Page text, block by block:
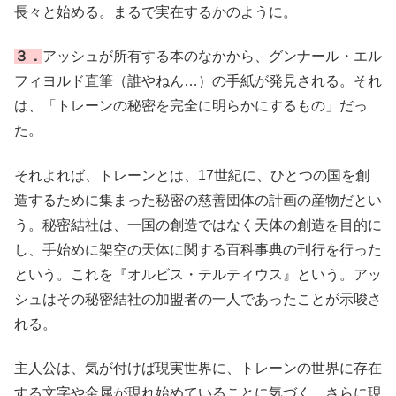
長々と始める。まるで実在するかのように。
３． アッシュが所有する本のなかから、グンナール・エル
フィヨルド直筆（誰やねん…）の手紙が発見される。それ
は、「トレーンの秘密を完全に明らかにするもの」だっ
た。
それよれば、トレーンとは、17世紀に、ひとつの国を創
造するために集まった秘密の慈善団体の計画の産物だとい
う。秘密結社は、一国の創造ではなく天体の創造を目的に
し、手始めに架空の天体に関する百科事典の刊行を行った
という。これを『オルビス・テルティウス』という。アッ
シュはその秘密結社の加盟者の一人であったことが示唆さ
れる。
主人公は、気が付けば現実世界に、トレーンの世界に存在
する文字や金属が現れ始めていることに気づく。さらに現